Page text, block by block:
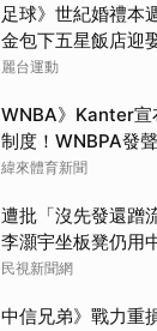
足球》世紀婚禮
金包下五星飯店迎
麗台運動
WNBA》Kanter宣
制度！WNBPA發
為政治棋子」
緯來體育新聞
遭批「沒先發還蹭
李灝宇坐板凳仍用
民視新聞網
中信兄弟》戰力重